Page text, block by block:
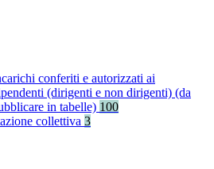
conferiti e autorizzati ai
(dirigenti e non dirigenti) (da
in tabelle) 100
collettiva 3